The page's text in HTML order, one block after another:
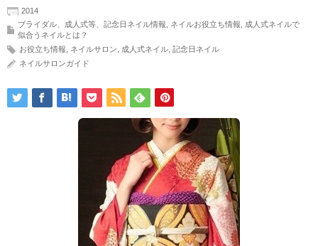
2014
ブライダル、成人式等、記念日ネイル情報
ネイルお役立ち情報
成人式ネイルで
似合うネイルとは？
お役立ち情報
ネイルサロン 成人式ネイル 記念日ネイル
ネイルサロンガイド